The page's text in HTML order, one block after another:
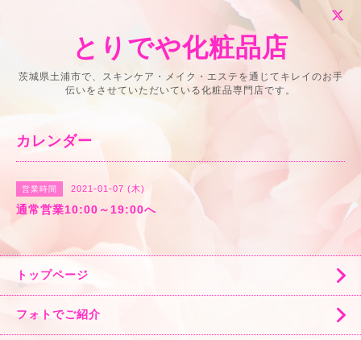
とりでや化粧品店
茨城県土浦市で、スキンケア・メイク・エステを通じてキレイのお手
伝いをさせていただいている化粧品専門店です。
カレンダー
営業時間 2021-01-07 (木)
通常営業10:00～19:00へ
トップページ
フォトでご紹介